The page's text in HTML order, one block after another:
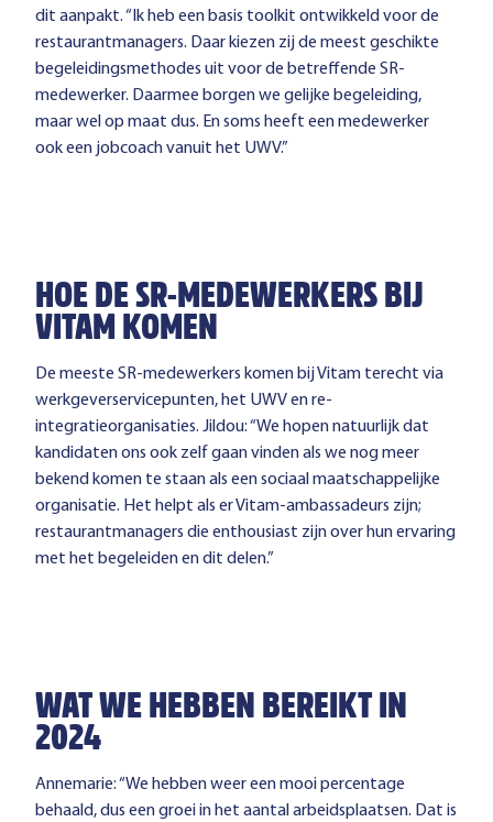
dit aanpakt. “Ik heb een basis toolkit ontwikkeld voor de
restaurantmanagers. Daar kiezen zij de meest geschikte
begeleidingsmethodes uit voor de betreffende SR-
medewerker. Daarmee borgen we gelijke begeleiding,
maar wel op maat dus. En soms heeft een medewerker
ook een jobcoach vanuit het UWV.”
HOE DE SR-MEDEWERKERS BIJ
VITAM KOMEN
De meeste SR-medewerkers komen bij Vitam terecht via
werkgeverservicepunten, het UWV en re-
integratieorganisaties. Jildou: “We hopen natuurlijk dat
kandidaten ons ook zelf gaan vinden als we nog meer
bekend komen te staan als een sociaal maatschappelijke
organisatie. Het helpt als er Vitam-ambassadeurs zijn;
restaurantmanagers die enthousiast zijn over hun ervaring
met het begeleiden en dit delen.”
WAT WE HEBBEN BEREIKT IN
2024
Annemarie: “We hebben weer een mooi percentage
behaald, dus een groei in het aantal arbeidsplaatsen. Dat is